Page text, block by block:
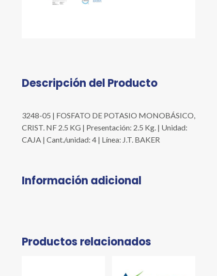
Descripción del Producto
3248-05 | FOSFATO DE POTASIO MONOBÁSICO,
CRIST. NF 2.5 KG | Presentación: 2.5 Kg. | Unidad:
CAJA | Cant./unidad: 4 | Línea: J.T. BAKER
Información adicional
Productos relacionados